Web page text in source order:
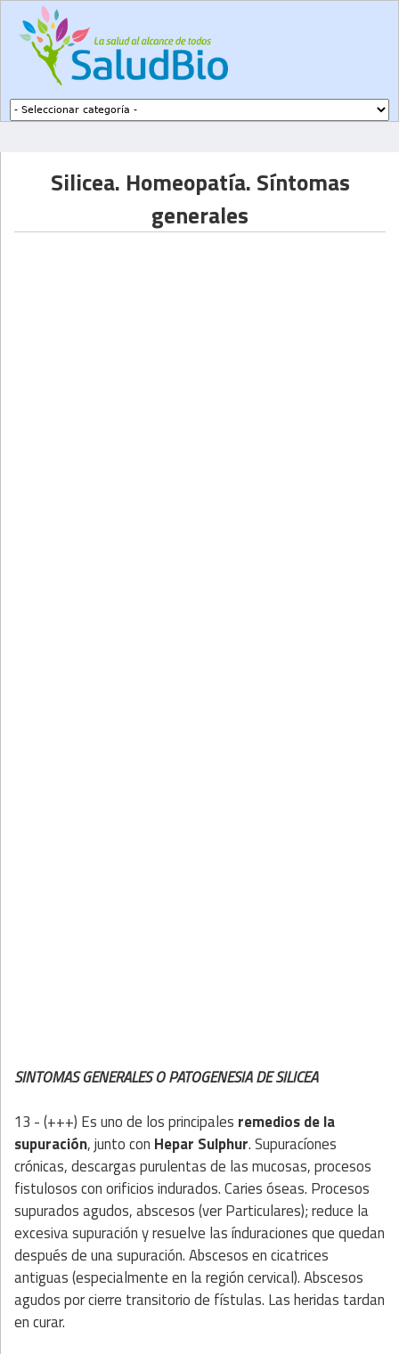
Silicea. Homeopatía. Síntomas
generales
SINTOMAS GENERALES O PATOGENESIA DE SILICEA
13 - (+++) Es uno de los principales remedios de la
supuración, junto con Hepar Sulphur. Supuracíones
crónicas, descargas purulentas de las mucosas, procesos
fistulosos con orificios indurados. Caries óseas. Procesos
supurados agudos, abscesos (ver Particulares); reduce la
excesiva supuración y resuelve las índuraciones que quedan
después de una supuración. Abscesos en cicatrices
antiguas (especialmente en la región cervical). Abscesos
agudos por cierre transitorio de fístulas. Las heridas tardan
en curar.